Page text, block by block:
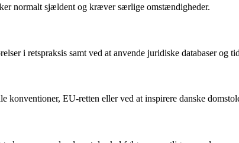
normalt sjældent og kræver særlige omstændigheder.
i retspraksis samt ved at anvende juridiske databaser og
EU-retten eller ved at inspirere danske